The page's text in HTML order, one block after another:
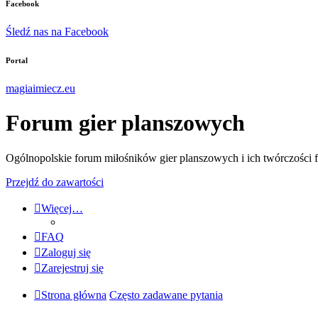
Facebook
Śledź nas na Facebook
Portal
magiaimiecz.eu
Forum gier planszowych
Ogólnopolskie forum miłośników gier planszowych i ich twórczości
Przejdź do zawartości
Więcej…
FAQ
Zaloguj się
Zarejestruj się
Strona główna Często zadawane pytania